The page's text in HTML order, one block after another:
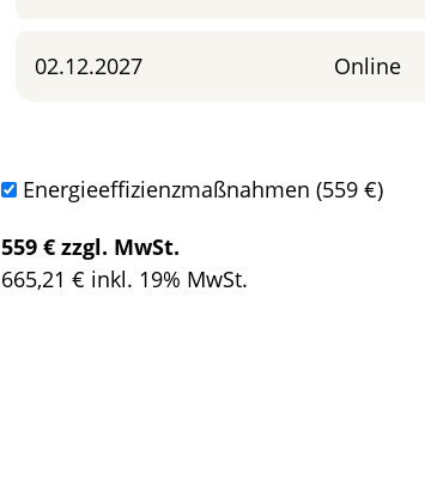
02.12.2027 Online
Energieeffizienzmaßnahmen (559 €)
559 € zzgl. MwSt.
665,21 € inkl. 19% MwSt.